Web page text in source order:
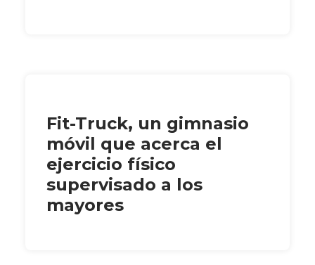
Fit-Truck, un gimnasio
móvil que acerca el
ejercicio físico
supervisado a los
mayores